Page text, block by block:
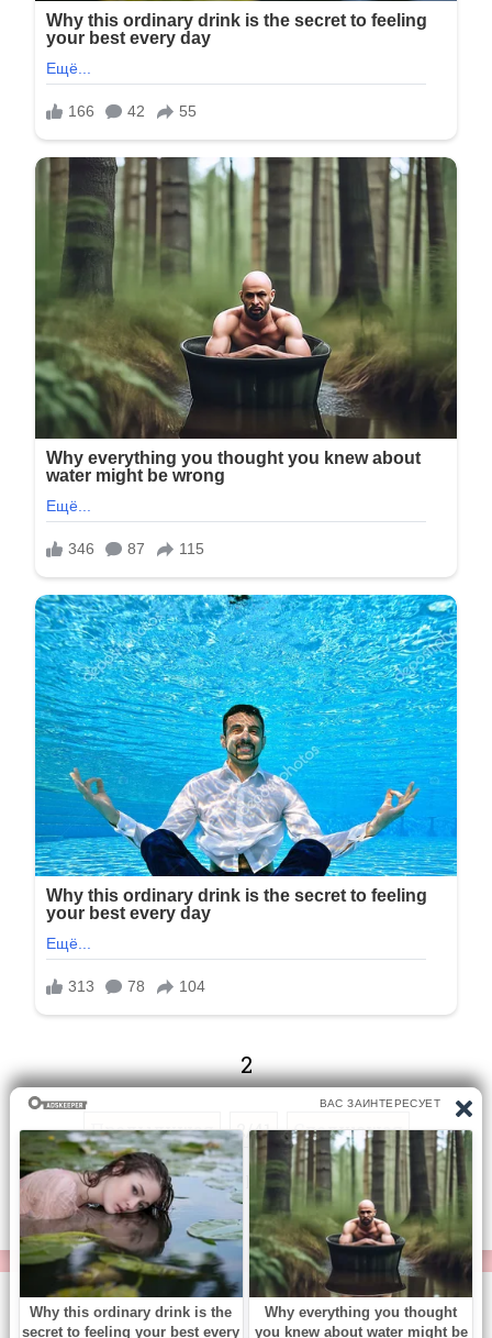
2
Предыдущая 2/41 Следующая
Перейти на страницу:
© https://vse-knigi.org